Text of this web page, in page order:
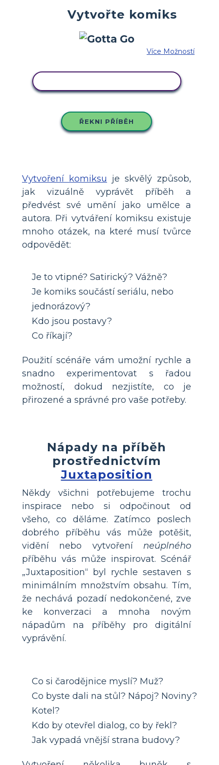
Vytvořte komiks
Více Možností
ŘEKNI PŘÍBĚH
Vytvoření komiksu je skvělý způsob,
jak vizuálně vyprávět příběh a
předvést své umění jako umělce a
autora. Při vytváření komiksu existuje
mnoho otázek, na které musí tvůrce
odpovědět:
Je to vtipné? Satirický? Vážně?
Je komiks součástí seriálu, nebo
jednorázový?
Kdo jsou postavy?
Co říkají?
Použití scénáře vám umožní rychle a
snadno experimentovat s řadou
možností, dokud nezjistíte, co je
přirozené a správné pro vaše potřeby.
Nápady na příběh
prostřednictvím
Juxtaposition
Někdy všichni potřebujeme trochu
inspirace nebo si odpočinout od
všeho, co děláme. Zatímco poslech
dobrého příběhu vás může potěšit,
vidění nebo vytvoření neúplného
příběhu vás může inspirovat. Scénář
„Juxtaposition“ byl rychle sestaven s
minimálním množstvím obsahu. Tím,
že nechává pozadí nedokončené, zve
ke konverzaci a mnoha novým
nápadům na příběhy pro digitální
vyprávění.
Co si čarodějnice myslí? Muž?
Co byste dali na stůl? Nápoj? Noviny?
Kotel?
Kdo by otevřel dialog, co by řekl?
Jak vypadá vnější strana budovy?